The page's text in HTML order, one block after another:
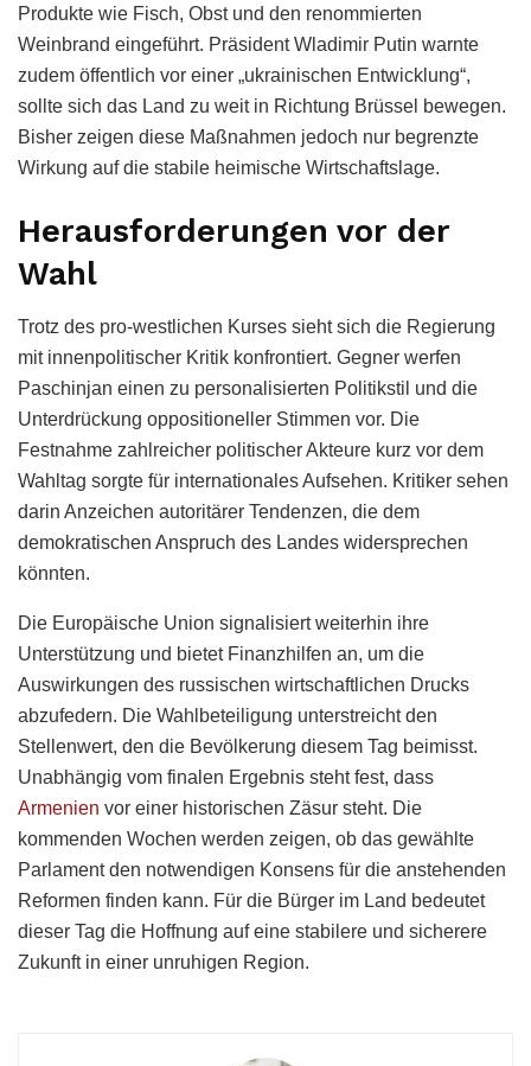
Produkte wie Fisch, Obst und den renommierten
Weinbrand eingeführt. Präsident Wladimir Putin warnte
zudem öffentlich vor einer „ukrainischen Entwicklung“,
sollte sich das Land zu weit in Richtung Brüssel bewegen.
Bisher zeigen diese Maßnahmen jedoch nur begrenzte
Wirkung auf die stabile heimische Wirtschaftslage.
Herausforderungen vor der
Wahl
Trotz des pro-westlichen Kurses sieht sich die Regierung
mit innenpolitischer Kritik konfrontiert. Gegner werfen
Paschinjan einen zu personalisierten Politikstil und die
Unterdrückung oppositioneller Stimmen vor. Die
Festnahme zahlreicher politischer Akteure kurz vor dem
Wahltag sorgte für internationales Aufsehen. Kritiker sehen
darin Anzeichen autoritärer Tendenzen, die dem
demokratischen Anspruch des Landes widersprechen
könnten.
Die Europäische Union signalisiert weiterhin ihre
Unterstützung und bietet Finanzhilfen an, um die
Auswirkungen des russischen wirtschaftlichen Drucks
abzufedern. Die Wahlbeteiligung unterstreicht den
Stellenwert, den die Bevölkerung diesem Tag beimisst.
Unabhängig vom finalen Ergebnis steht fest, dass
Armenien vor einer historischen Zäsur steht. Die
kommenden Wochen werden zeigen, ob das gewählte
Parlament den notwendigen Konsens für die anstehenden
Reformen finden kann. Für die Bürger im Land bedeutet
dieser Tag die Hoffnung auf eine stabilere und sicherere
Zukunft in einer unruhigen Region.